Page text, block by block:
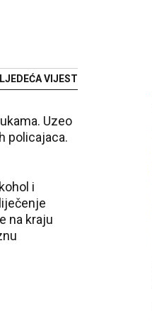
VIJEST
Uzeo
policajaca.
i
na kraju